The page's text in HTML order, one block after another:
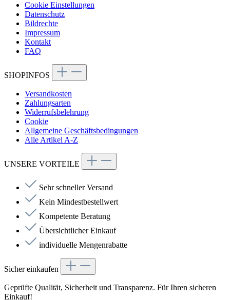
Cookie Einstellungen
Datenschutz
Bildrechte
Impressum
Kontakt
FAQ
SHOPINFOS
Versandkosten
Zahlungsarten
Widerrufsbelehrung
Cookie
Allgemeine Geschäftsbedingungen
Alle Artikel A-Z
UNSERE VORTEILE
Sehr schneller Versand
Kein Mindestbestellwert
Kompetente Beratung
Übersichtlicher Einkauf
individuelle Mengenrabatte
Sicher einkaufen
Geprüfte Qualität, Sicherheit und Transparenz. Für Ihren sicheren
Einkauf!